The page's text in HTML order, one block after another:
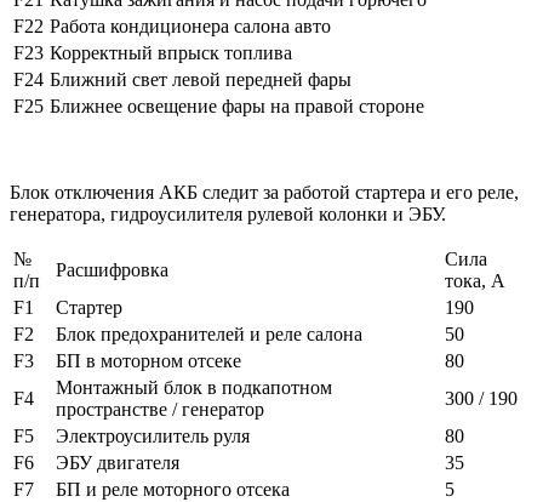
F22 Работа кондиционера салона авто
F23 Корректный впрыск топлива
F24 Ближний свет левой передней фары
F25 Ближнее освещение фары на правой стороне
Блок отключения АКБ следит за работой стартера и его реле,
генератора, гидроусилителя рулевой колонки и ЭБУ.
№
п/п
Расшифровка
Сила
тока, А
F1
Стартер
190
F2
Блок предохранителей и реле салона
50
F3
БП в моторном отсеке
80
F4
Монтажный блок в подкапотном
пространстве / генератор
300 / 190
F5
Электроусилитель руля
80
F6
ЭБУ двигателя
35
F7
БП и реле моторного отсека 5